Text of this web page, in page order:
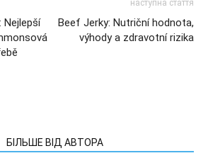
Nejlepší
наступна стаття
Beef Jerky: Nutriční hodnota,
výhody a zdravotní rizika
БІЛЬШЕ ВІД АВТОРА